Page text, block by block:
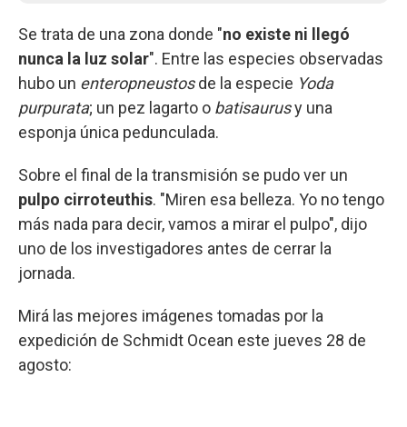
Se trata de una zona donde "no existe ni llegó
nunca la luz solar". Entre las especies observadas
hubo un enteropneustosde la especie Yoda
purpurata; un pez lagarto o batisaurusy una
esponja única pedunculada.
Sobre el final de la transmisión se pudo ver un
pulpo cirroteuthis. "Miren esa belleza. Yo no tengo
más nada para decir, vamos a mirar el pulpo", dijo
uno de los investigadores antes de cerrar la
jornada.
Mirá las mejores imágenes tomadas por la
expedición de Schmidt Ocean este jueves 28 de
agosto: